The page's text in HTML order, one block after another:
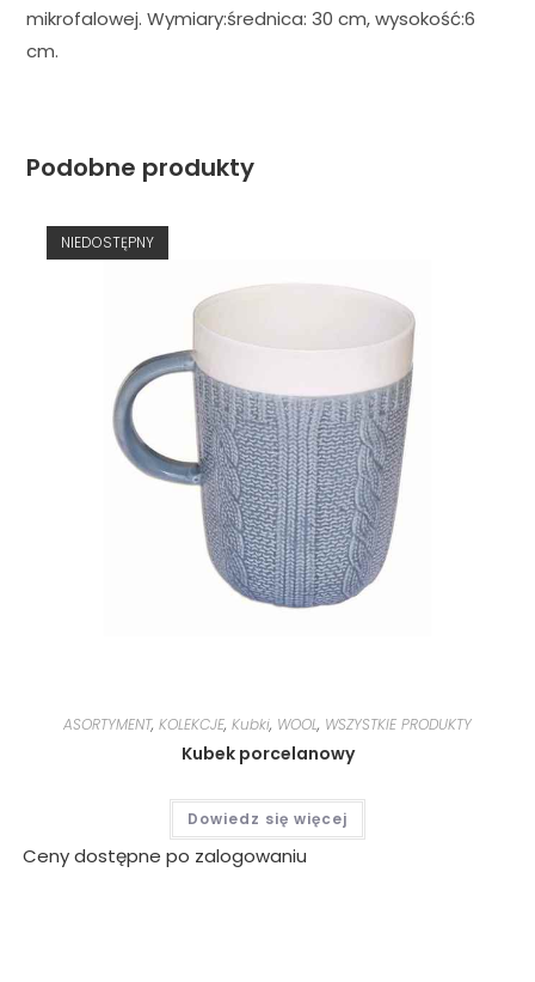
mikrofalowej. Wymiary:średnica: 30 cm, wysokość:6
cm.
Podobne produkty
NIEDOSTĘPNY
ASORTYMENT, KOLEKCJE, Kubki, WOOL, WSZYSTKIE PRODUKTY
Kubek porcelanowy
Dowiedz się więcej
Ceny dostępne po zalogowaniu